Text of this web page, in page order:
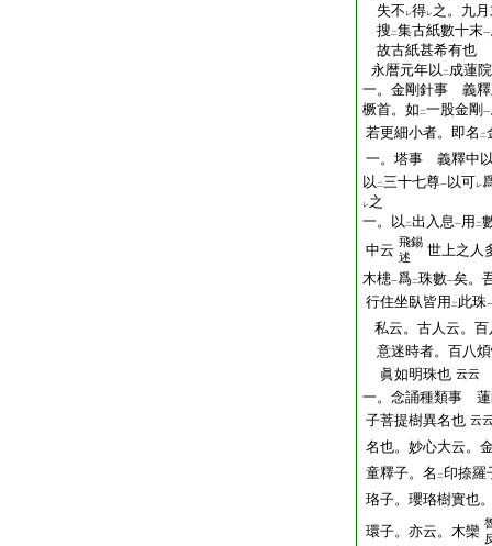
失不 レ得レ之。九
搜 二集古紙數十末一
故古紙甚希有也
永暦元年以 二 成蓮
一。金剛針事 義釋
橛首。如 二一股金剛 一
若更細小者。即名 二
一。塔事 義釋中
以 二三十七尊一 以可レ
レ之
一。以 二出入息一用 二
中云 飛錫
述
世上之人
木槵一爲二珠數一矣。
行住坐臥皆用 二 此珠一
私云。古人云。
意迷時者。百八
眞如明珠也 云云
一。念誦種類事 蓮
子菩提樹異名也 云
名也。妙心大云。
童釋子。名 二印捺羅
珞子。瓔珞樹實也
環子。亦云。木欒